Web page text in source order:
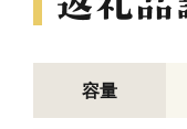
容量